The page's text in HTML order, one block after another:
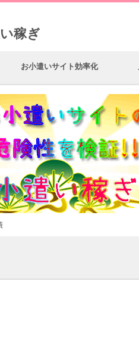
稼ぎ
お小遣いサイト効率化